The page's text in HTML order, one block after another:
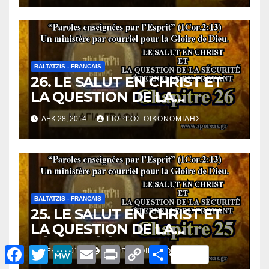
BALTATZIS - FRANCAIS
26. LE SALUT EN CHRIST ET
LA QUESTION DE LA
SÉCURITÉ ÉTERNELLE DU
CROYANT [Chapitre 26].
ΔΕΚ 28, 2014 ΓΙΏΡΓΟΣ ΟΙΚΟΝΟΜΊΔΗΣ
BALTATZIS - FRANCAIS
25. LE SALUT EN CHRIST ET
LA QUESTION DE LA
SÉCURITÉ ÉTERNELLE DU
CROYANT [Chapitre 25].
ΔΕΚ 2, 2014 ΓΙΏΡΓΟΣ ΟΙΚΟΝΟΜΊΔΗΣ
F
T
w
M
e
E
m
P
r
C
o
Μ
ο